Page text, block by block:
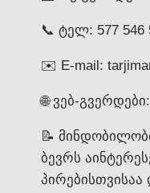
📞 ტელ: 577 546
✉️ E-mail:
🌐 ვებ-
📝
ბევრს